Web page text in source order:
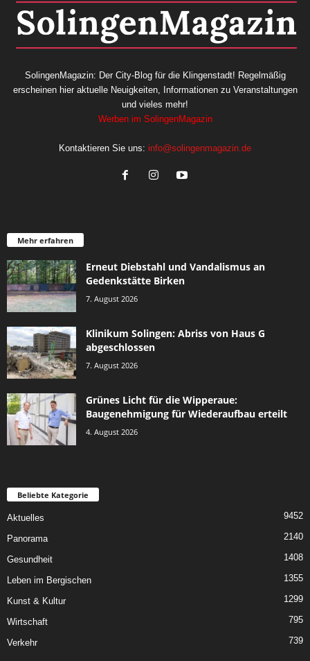
SolingenMagazin: Der City-Blog für die Klingenstadt! Regelmäßig
erscheinen hier aktuelle Neuigkeiten, Informationen zu Veranstaltungen
und vieles mehr!
Werben im SolingenMagazin
Kontaktieren Sie uns: info@solingenmagazin.de
Mehr erfahren
Erneut Diebstahl und Vandalismus an
Gedenkstätte Birken
7. August 2026
Klinikum Solingen: Abriss von Haus G
abgeschlossen
7. August 2026
Grünes Licht für die Wipperaue:
Baugenehmigung für Wiederaufbau erteilt
4. August 2026
Beliebte Kategorie
Aktuelles 9452
Panorama 2140
Gesundheit 1408
Leben im Bergischen 1355
Kunst & Kultur 1299
Wirtschaft 795
Verkehr 739